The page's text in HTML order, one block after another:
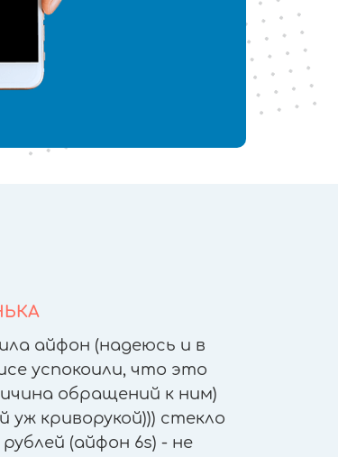
айфон (надеюсь и в
успокоили, что это
обращений к ним)
уж криворукой))) стекло
(айфон 6s) - не